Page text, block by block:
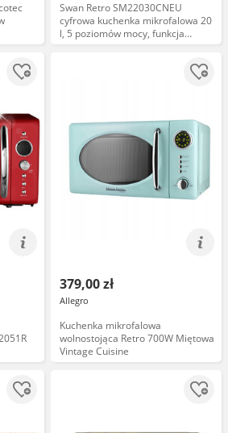
Swan Retro SM22030CNEU
cyfrowa kuchenka mikrofalowa 20
l, 5 poziomów mocy, funkcja
rozmrażania, timer 60 minut,
27 cm, vintage design, kremowy,
379,00 zł
Allegro
Kuchenka mikrofalowa
wolnostojąca Retro 700W Miętowa
Vintage Cuisine